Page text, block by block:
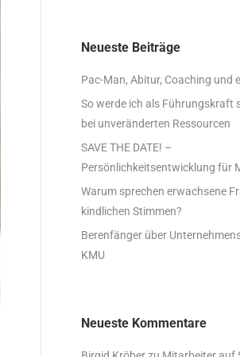
Neueste Beiträge
Pac-Man, Abitur, Coaching und
So werde ich als Führungskraft
bei unveränderten Ressourcen
SAVE THE DATE! –
Persönlichkeitsentwicklung für
Warum sprechen erwachsene
kindlichen Stimmen?
Berenfänger über
KMU
Neueste Kommentare